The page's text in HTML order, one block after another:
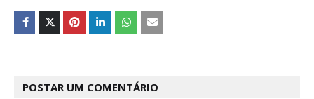
POSTAR UM COMENTÁRIO